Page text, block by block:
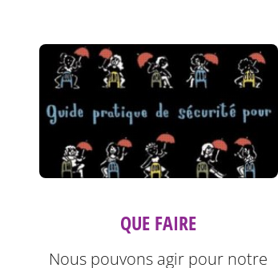
QUE FAIRE
Nous pouvons agir pour notre